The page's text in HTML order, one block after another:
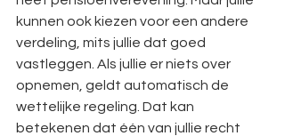
kunnen ook kiezen voor een andere
verdeling, mits jullie dat goed
vastleggen. Als jullie er niets over
opnemen, geldt automatisch de
wettelijke regeling. Dat kan
betekenen dat één van jullie recht